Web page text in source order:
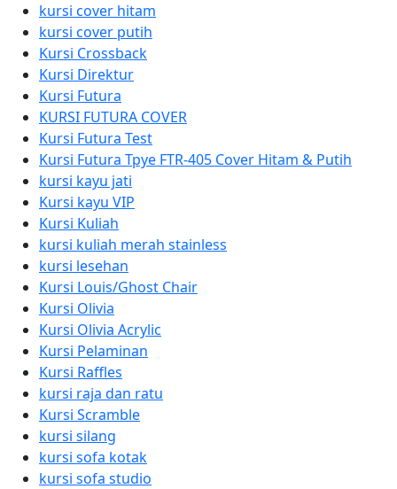
kursi cover hitam
kursi cover putih
Kursi Crossback
Kursi Direktur
Kursi Futura
KURSI FUTURA COVER
Kursi Futura Test
Kursi Futura Tpye FTR-405 Cover Hitam & Putih
kursi kayu jati
Kursi kayu VIP
Kursi Kuliah
kursi kuliah merah stainless
kursi lesehan
Kursi Louis/Ghost Chair
Kursi Olivia
Kursi Olivia Acrylic
Kursi Pelaminan
Kursi Raffles
kursi raja dan ratu
Kursi Scramble
kursi silang
kursi sofa kotak
kursi sofa studio